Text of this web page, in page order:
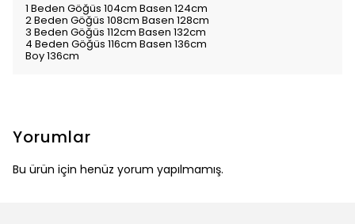
1 Beden Göğüs 104cm Basen 124cm
2 Beden Göğüs 108cm Basen 128cm
3 Beden Göğüs 112cm Basen 132cm
4 Beden Göğüs 116cm Basen 136cm
Boy 136cm
Yorumlar
Bu ürün için henüz yorum yapılmamış.